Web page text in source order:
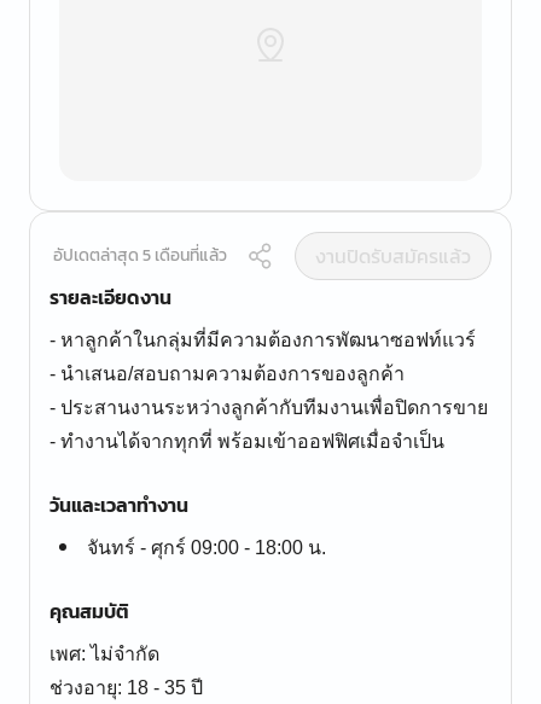
อัปเดตล่าสุด 5 เดือนที่แล้ว
งานปิดรับสมัครแล้ว
รายละเอียดงาน
- หาลูกค้าในกลุ่มที่มีความต้องการพัฒนาซอฟท์แวร์
- นำเสนอ/สอบถามความต้องการของลูกค้า
- ประสานงานระหว่างลูกค้ากับทีมงานเพื่อปิดการขาย
- ทำงานได้จากทุกที่ พร้อมเข้าออฟฟิศเมื่อจำเป็น
วันและเวลาทำงาน
จันทร์ - ศุกร์ 09:00 - 18:00 น.
คุณสมบัติ
เพศ: ไม่จำกัด
ช่วงอายุ: 18 - 35 ปี